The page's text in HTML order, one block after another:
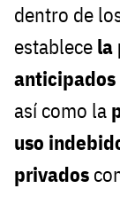
dentro de
establece la
anticipados
así como la
uso
privados